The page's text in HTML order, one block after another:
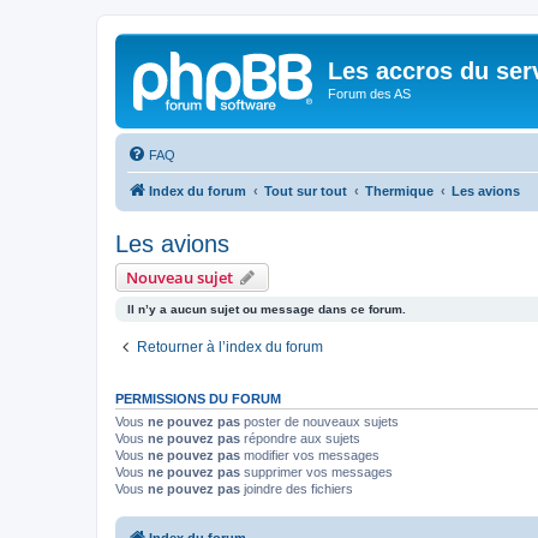
Les accros du
Forum des AS
FAQ
Index du forum Tout sur tout Thermique Les avions
Les avions
Nouveau sujet
Il n’y a aucun sujet ou message dans ce forum.
Retourner à l’index du forum
PERMISSIONS DU FORUM
Vous ne pouvez pas poster de nouveaux sujets
Vous ne pouvez pas répondre aux sujets
Vous ne pouvez pas modifier vos messages
Vous ne pouvez pas supprimer vos messages
Vous ne pouvez pas joindre des fichiers